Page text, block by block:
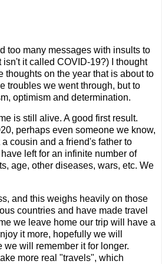
too many messages with insults to
isn't it called COVID-19?) I thought
thoughts on the year that is about to
troubles we went through, but to
optimism and determination.
is still alive. A good first result.
perhaps even someone we know,
cousin and a friend's father to
left for an infinite number of
age, other diseases, wars, etc. We
and this weighs heavily on those
countries and have made travel
we leave home our trip will have a
it more, hopefully we will
we will remember it for longer.
more real "travels", which